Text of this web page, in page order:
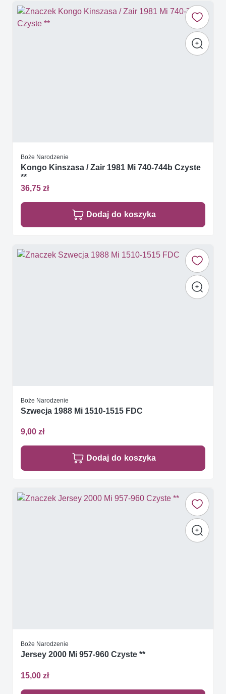
Boże Narodzenie
Kongo Kinszasa / Zair 1981 Mi 740-744b Czyste
**
36,75 zł
Dodaj do koszyka
Boże Narodzenie
Szwecja 1988 Mi 1510-1515 FDC
9,00 zł
Dodaj do koszyka
Boże Narodzenie
Jersey 2000 Mi 957-960 Czyste **
15,00 zł